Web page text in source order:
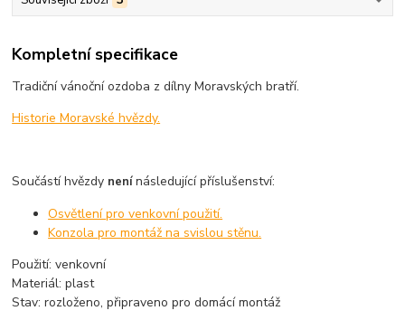
Kompletní specifikace
Tradiční vánoční ozdoba z dílny Moravských bratří.
Historie Moravské hvězdy.
Součástí hvězdy nenínásledující příslušenství:
Osvětlení pro venkovní použití.
Konzola pro montáž na svislou stěnu.
Použití: venkovní
Materiál: plast
Stav: rozloženo, připraveno pro domácí montáž